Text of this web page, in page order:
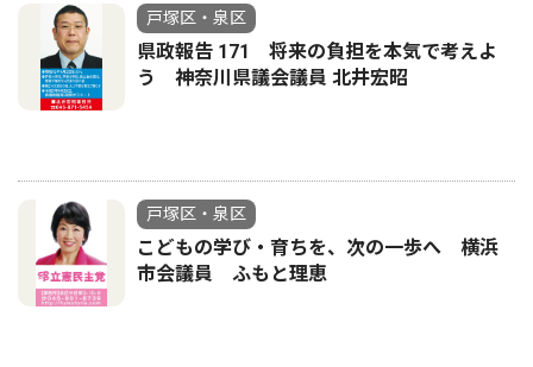
戸塚区・泉区
県政報告 171 将来の負担を本気で考えよ
う 神奈川県議会議員 北井宏昭
戸塚区・泉区
こどもの学び・育ちを、次の一歩へ 横浜
市会議員 ふもと理恵